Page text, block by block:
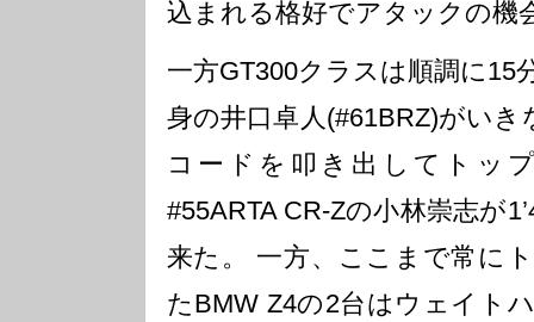
込まれる格好でアタックの機
一方GT300クラスは順調に15
身の井口卓人(#61BRZ)がいき
コードを叩き出してトッ
#55ARTA CR-Zの小林崇志が
来た。 一方、ここまで常に
たBMW Z4の2台はウェイト